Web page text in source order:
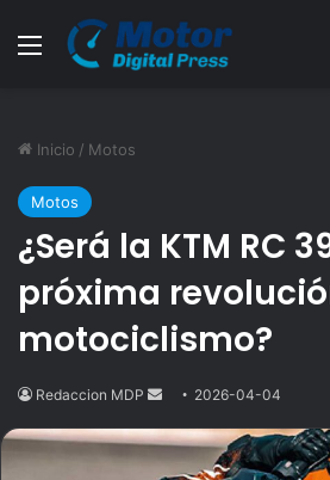
Menú
Inicio / Motos
Motos
¿Será la KTM RC
próxima
motociclismo?
Redaccion MDP
Send
email
2026-04-04